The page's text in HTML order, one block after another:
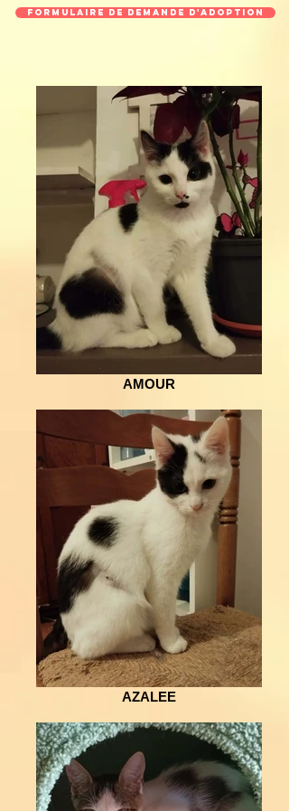
Formulaire de demande d'adoption
AMOUR
AZALEE